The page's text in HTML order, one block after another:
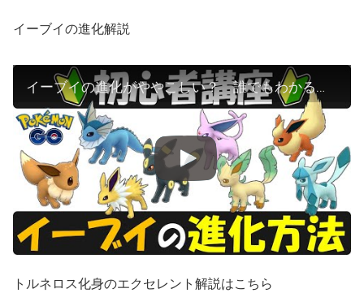
イーブイの進化解説
イーブイの進化がややこしい？ 誰でもわかる初心者講座【ポケモンGO】
トルネロス化身のエクセレント解説はこちら